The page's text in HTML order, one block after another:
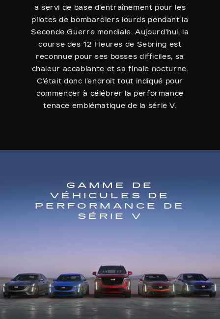
a servi de base d’entraînement pour les
pilotes de bombardiers lourds pendant la
Seconde Guerre mondiale. Aujourd’hui, la
course des 12 Heures de Sebring est
reconnue pour ses bosses difficiles, sa
chaleur accablante et sa finale nocturne.
C’était donc l’endroit tout indiqué pour
commencer à célébrer la performance
tenace emblématique de la série V.
GAMME DE
VÉHICULES DE
PERFORMANCE DE
SÉRIE V